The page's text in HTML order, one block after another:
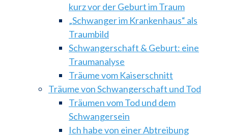
kurz vor der Geburt im Traum
„Schwanger im Krankenhaus“ als
Traumbild
Schwangerschaft & Geburt: eine
Traumanalyse
Träume vom Kaiserschnitt
Träume von Schwangerschaft und Tod
Träumen vom Tod und dem
Schwangersein
Ich habe von einer Abtreibung